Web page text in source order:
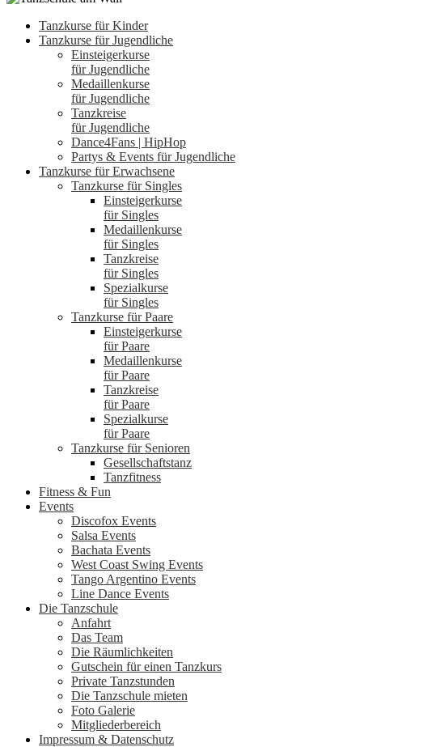
Tanzkurse für Kinder
Tanzkurse für Jugendliche
Einsteigerkurse
für Jugendliche
Medaillenkurse
für Jugendliche
Tanzkreise
für Jugendliche
Dance4Fans | HipHop
Partys & Events für Jugendliche
Tanzkurse für Erwachsene
Tanzkurse für Singles
Einsteigerkurse
für Singles
Medaillenkurse
für Singles
Tanzkreise
für Singles
Spezialkurse
für Singles
Tanzkurse für Paare
Einsteigerkurse
für Paare
Medaillenkurse
für Paare
Tanzkreise
für Paare
Spezialkurse
für Paare
Tanzkurse für Senioren
Gesellschaftstanz
Tanzfitness
Fitness & Fun
Events
Discofox Events
Salsa Events
Bachata Events
West Coast Swing Events
Tango Argentino Events
Line Dance Events
Die Tanzschule
Anfahrt
Das Team
Die Räumlichkeiten
Gutschein für einen Tanzkurs
Private Tanzstunden
Die Tanzschule mieten
Foto Galerie
Mitgliederbereich
Impressum & Datenschutz